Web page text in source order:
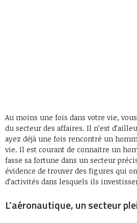
Au moins une fois dans votre vie,
du secteur des affaires. Il n’est
ayez déjà une fois rencontré un
vie. Il est courant de connaitre un
fasse sa fortune dans un secteur
évidence de trouver des figures qui
d’activités dans lesquels ils
L’aéronautique, un secteur